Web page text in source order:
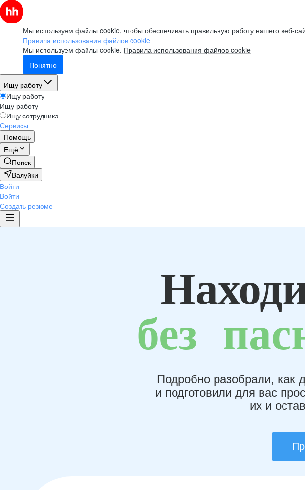
Мы используем файлы cookie, чтобы обеспечивать правильную работу нашего веб-
Правила использования файлов cookie
Мы используем файлы cookie. Правила использования файлов cookie
Понятно
Ищу работу
Ищу работу
Ищу работу
Ищу сотрудника
Сервисы
Помощь
Ещё
Поиск
Валуйки
Войти
Войти
Создать резюме
без
Подробно разобрали, как
и подготовили для вас
их и